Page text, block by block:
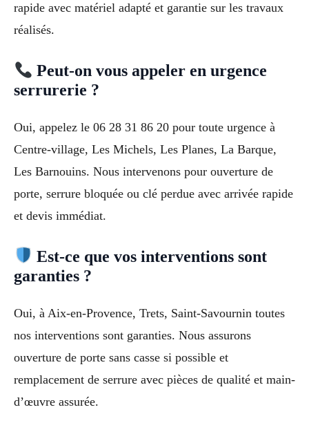
rapide avec matériel adapté et garantie sur les travaux
réalisés.
Peut-on vous appeler en urgence
serrurerie ?
Oui, appelez le 06 28 31 86 20 pour toute urgence à
Centre-village, Les Michels, Les Planes, La Barque,
Les Barnouins. Nous intervenons pour ouverture de
porte, serrure bloquée ou clé perdue avec arrivée rapide
et devis immédiat.
Est-ce que vos interventions sont
garanties ?
Oui, à Aix-en-Provence, Trets, Saint-Savournin toutes
nos interventions sont garanties. Nous assurons
ouverture de porte sans casse si possible et
remplacement de serrure avec pièces de qualité et main-
d’œuvre assurée.